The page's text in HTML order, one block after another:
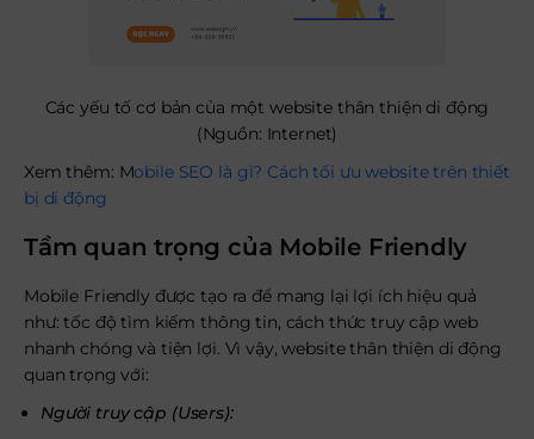
Các yếu tố cơ bản của một website thân thiện di động
(Nguồn: Internet)
Xem thêm: Mobile SEO là gì? Cách tối ưu website trên thiết
bị di động
Tầm quan trọng của Mobile Friendly
Mobile Friendly được tạo ra để mang lại lợi ích hiệu quả
như: tốc độ tìm kiếm thông tin, cách thức truy cập web
nhanh chóng và tiện lợi. Vì vậy, website thân thiện di động
quan trọng với:
Người truy cập (Users):